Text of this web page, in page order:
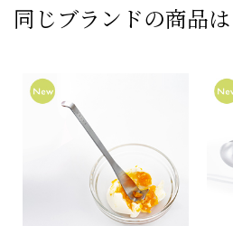
同じブランドの商品